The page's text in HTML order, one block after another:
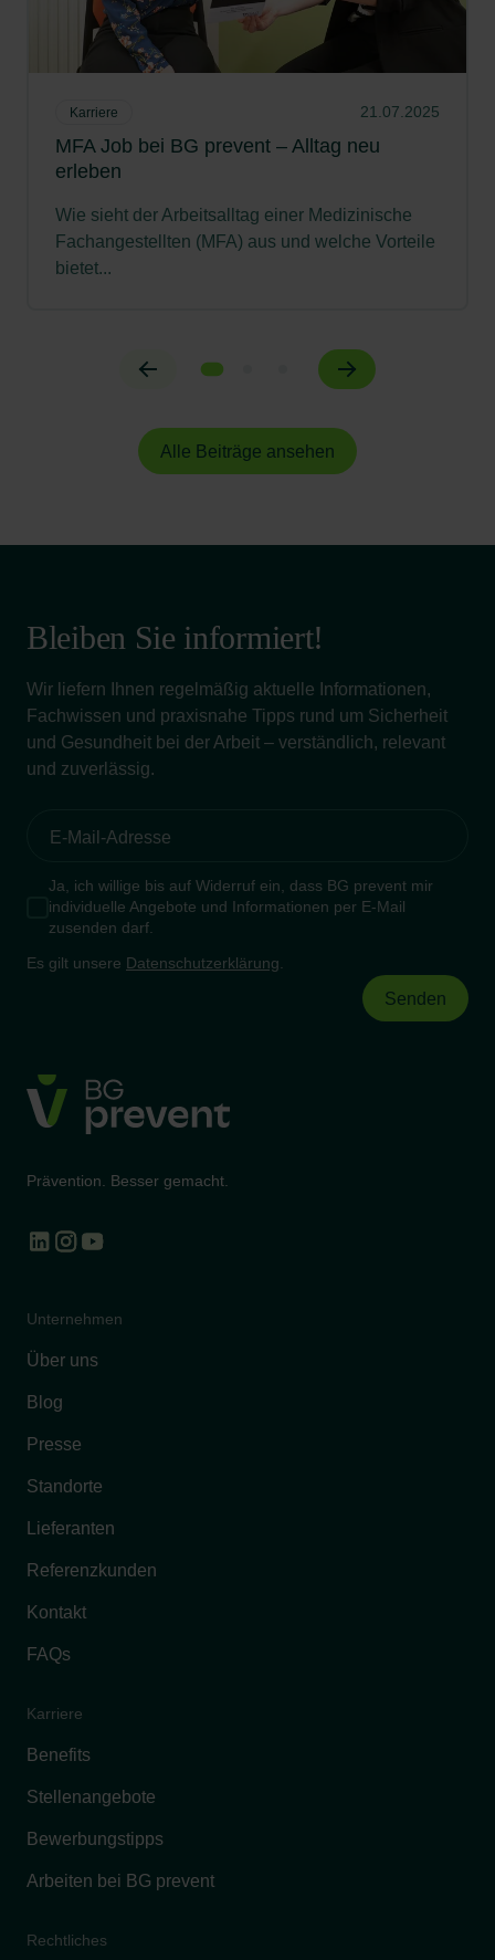
Karriere 21.07.2025
MFA Job bei BG prevent – Alltag neu
erleben
Wie sieht der Arbeitsalltag einer Medizinische
Fachangestellten (MFA) aus und welche Vorteile
bietet...
Alle Beiträge ansehen
Bleiben Sie informiert!
Wir liefern Ihnen regelmäßig aktuelle Informationen,
Fachwissen und praxisnahe Tipps rund um Sicherheit
und Gesundheit bei der Arbeit – verständlich, relevant
und zuverlässig.
Ja, ich willige bis auf Widerruf ein, dass BG prevent mir
individuelle Angebote und Informationen per E-Mail
zusenden darf.
Es gilt unsere Datenschutzerklärung
Prävention. Besser gemacht.
Unternehmen
Über uns
Blog
Presse
Standorte
Lieferanten
Referenzkunden
Kontakt
FAQs
Karriere
Benefits
Stellenangebote
Bewerbungstipps
Arbeiten bei BG prevent
Rechtliches